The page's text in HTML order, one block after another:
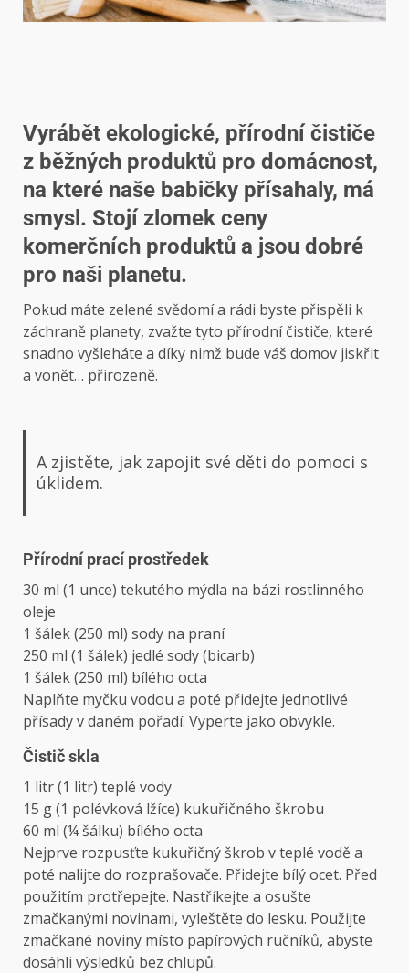
Vyrábět ekologické, přírodní čističe
z běžných produktů pro domácnost,
na které naše babičky přísahaly, má
smysl. Stojí zlomek ceny
komerčních produktů a jsou dobré
pro naši planetu.
Pokud máte zelené svědomí a rádi byste přispěli k
záchraně planety, zvažte tyto přírodní čističe, které
snadno vyšleháte a díky nimž bude váš domov jiskřit
a vonět… přirozeně.
A zjistěte, jak zapojit své děti do pomoci s
úklidem.
Přírodní prací prostředek
30 ml (1 unce) tekutého mýdla na bázi rostlinného
oleje
1 šálek (250 ml) sody na praní
250 ml (1 šálek) jedlé sody (bicarb)
1 šálek (250 ml) bílého octa
Naplňte myčku vodou a poté přidejte jednotlivé
přísady v daném pořadí. Vyperte jako obvykle.
Čistič skla
1 litr (1 litr) teplé vody
15 g (1 polévková lžíce) kukuřičného škrobu
60 ml (¼ šálku) bílého octa
Nejprve rozpusťte kukuřičný škrob v teplé vodě a
poté nalijte do rozprašovače. Přidejte bílý ocet. Před
použitím protřepejte. Nastříkejte a osušte
zmačkanými novinami, vyleštěte do lesku. Použijte
zmačkané noviny místo papírových ručníků, abyste
dosáhli výsledků bez chlupů.